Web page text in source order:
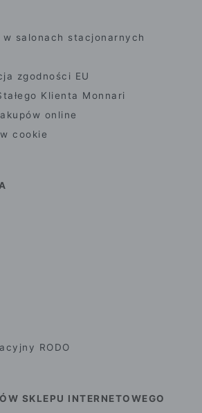
salonach stacjonarnych
zgodności EU
Klienta Monnari
online
cookie
RODO
SKLEPU INTERNETOWEGO